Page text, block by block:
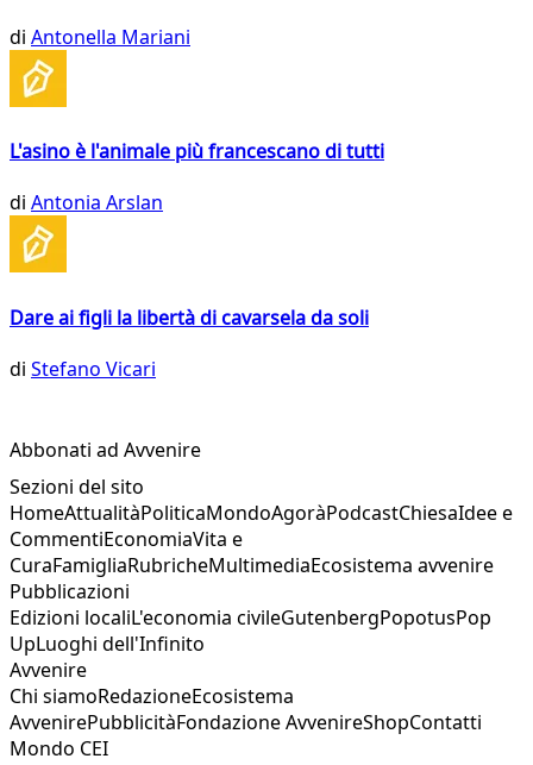
di Antonella Mariani
L'asino è l'animale più francescano di tutti
di Antonia Arslan
Dare ai figli la libertà di cavarsela da soli
di Stefano Vicari
Abbonati ad Avvenire
Sezioni del sito
HomeAttualitàPoliticaMondoAgoràPodcastChiesaIdee e
CommentiEconomiaVita e
CuraFamigliaRubricheMultimediaEcosistema avvenire
Pubblicazioni
Edizioni localiL'economia civileGutenbergPopotusPop
UpLuoghi dell'Infinito
Avvenire
Chi siamoRedazioneEcosistema
AvvenirePubblicitàFondazione AvvenireShopContatti
Mondo CEI